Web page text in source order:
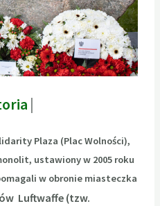
zwi
Plaza (Plac Wolności),
ustawiony w 2005 roku
w obronie miasteczka
Luftwaffe (tzw.